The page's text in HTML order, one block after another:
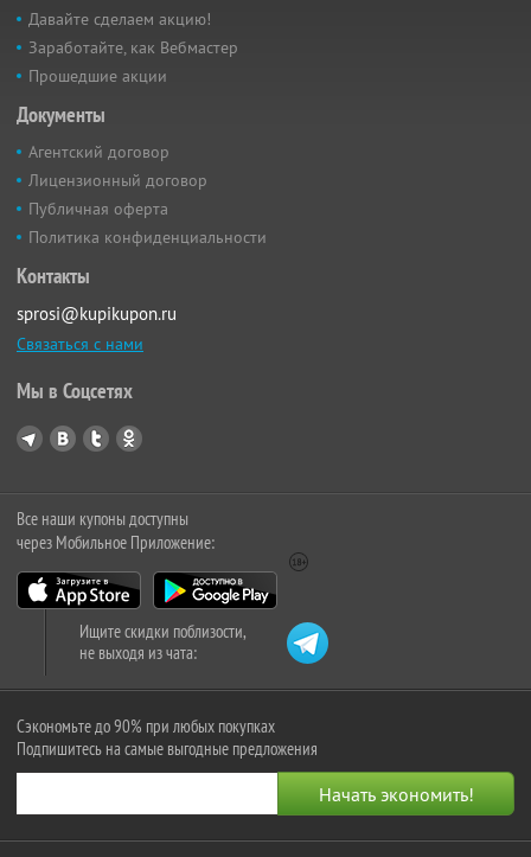
Давайте сделаем акцию!
Заработайте, как Вебмастер
Прошедшие акции
Документы
Агентский договор
Лицензионный договор
Публичная оферта
Политика конфиденциальности
Контакты
sprosi@kupikupon.ru
Связаться с нами
Мы в Соцсетях
Все наши купоны доступны
через Мобильное Приложение:
Ищите скидки поблизости,
не выходя из чата:
Сэкономьте до 90% при любых покупках
Подпишитесь на самые выгодные предложения